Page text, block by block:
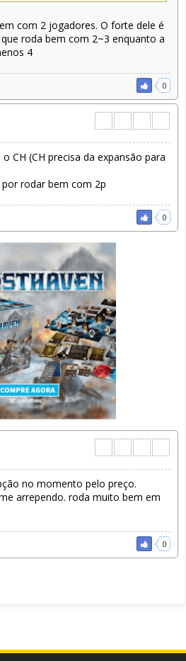
com 2 jogadores. O forte dele é
roda bem com 2~3 enquanto a
4
0
CH (CH precisa da expansão para
rodar bem com 2p
0
no momento pelo preço.
arrependo. roda muito bem em
0